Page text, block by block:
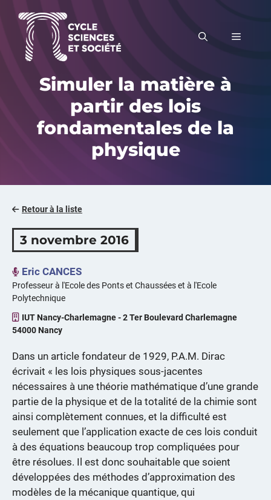
contenu
MENU
Simuler la matière à
partir des lois
fondamentales de la
physique
Retour à la liste
3 novembre 2016
Eric CANCES
Professeur à l'Ecole des Ponts et Chaussées et à l'Ecole
Polytechnique
IUT Nancy-Charlemagne - 2 Ter Boulevard Charlemagne
54000 Nancy
Dans un article fondateur de 1929, P.A.M. Dirac
écrivait « les lois physiques sous-jacentes
nécessaires à une théorie mathématique d’une grande
partie de la physique et de la totalité de la chimie sont
ainsi complètement connues, et la difficulté est
seulement que l’application exacte de ces lois conduit
à des équations beaucoup trop compliquées pour
être résolues. Il est donc souhaitable que soient
développées des méthodes d’approximation des
modèles de la mécanique quantique, qui